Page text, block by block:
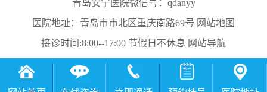
青岛安宁医院微信号：qdanyy
医院地址：青岛市市北区重庆南路69号 网站地图
接诊时间:8:00--17:00 节假日不休息 网站导航